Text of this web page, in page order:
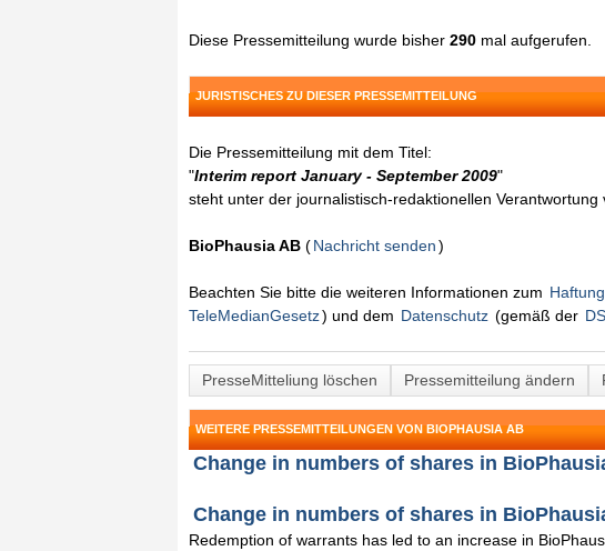
Diese Pressemitteilung wurde bisher 290 mal aufgerufen.
JURISTISCHES ZU DIESER PRESSEMITTEILUNG
Die Pressemitteilung mit dem Titel:
"Interim report January - September 2009"
steht unter der journalistisch-redaktionellen Verantwortung
BioPhausia AB (Nachricht senden)
Beachten Sie bitte die weiteren Informationen zum
TeleMedianGesetz) und dem Datenschutz (gemäß der
PresseMitteliung löschen Pressemitteilung ändern
WEITERE PRESSEMITTEILUNGEN VON BIOPHAUSIA AB
Change in numbers of shares in
Change in numbers of shares in
Redemption of warrants has led to an increase in